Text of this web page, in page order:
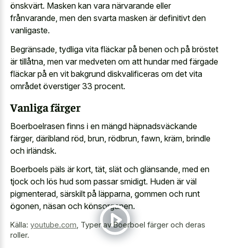
önskvärt. Masken kan vara närvarande eller
frånvarande, men den svarta masken är definitivt den
vanligaste.
Begränsade, tydliga vita fläckar på benen och på bröstet
är tillåtna, men var medveten om att hundar med färgade
fläckar på en vit bakgrund diskvalificeras om det vita
området överstiger 33 procent.
Vanliga färger
Boerboelrasen finns i en mängd häpnadsväckande
färger, däribland röd, brun, rödbrun, fawn, kräm, brindle
och irländsk.
Boerboels päls är kort, tät, slät och glänsande, med en
tjock och lös hud som passar smidigt. Huden är väl
pigmenterad, särskilt på läpparna, gommen och runt
ögonen, näsan och könsorganen.
Källa: youtube.com Typer av Boerboel färger och deras
roller.